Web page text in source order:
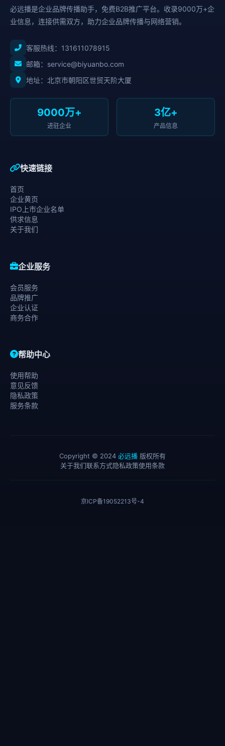
必远播是企业品牌传播助手，免费B2B推广平台。收录9000万+企
业信息，连接供需双方，助力企业品牌传播与网络营销。
客服热线： 131611078915
邮箱：service@biyuanbo.com
地址：北京市朝阳区世贸天阶大厦
9000万+
进驻企业
3亿+
产品信息
快速链接
首页
企业黄页
IPO上市企业名单
供求信息
关于我们
企业服务
会员服务
品牌推广
企业认证
商务合作
帮助中心
使用帮助
意见反馈
隐私政策
服务条款
Copyright © 2024 必远播 版权所有
关于我们联系方式隐私政策使用条款
京ICP备19052213号-4